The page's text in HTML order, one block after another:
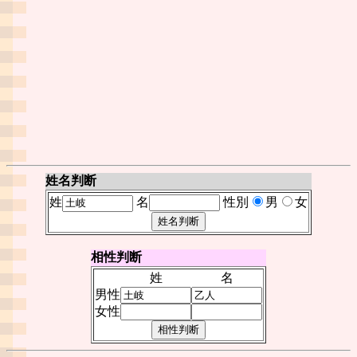
姓名判断
姓
名 性別 男 女
相性判断
姓
名
男性
女性